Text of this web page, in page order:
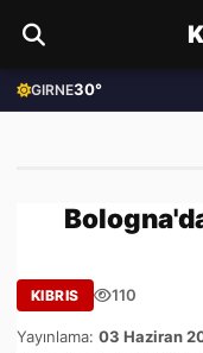
GIRNE30°
KIBRIS 110
Yayınlama: 03 Haziran